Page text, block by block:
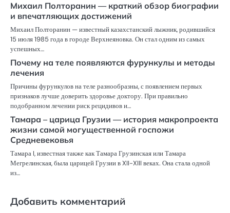
Михаил Полторанин — краткий обзор биографии
и впечатляющих достижений
Михаил Полторанин — известный казахстанский лыжник, родившийся
15 июля 1985 года в городе Верхнеяновка. Он стал одним из самых
успешных…
Почему на теле появляются фурункулы и методы
лечения
Причины фурункулов на теле разнообразны, с появлением первых
признаков лучше доверить здоровье доктору. При правильно
подобранном лечении риск рецидивов и…
Тамара – царица Грузии — история макропроекта
жизни самой могущественной госпожи
Средневековья
Тамара I, известная также как Тамара Грузинская или Тамара
Мегрелинская, была царицей Грузии в XII-XIII веках. Она стала одной
из…
Добавить комментарий